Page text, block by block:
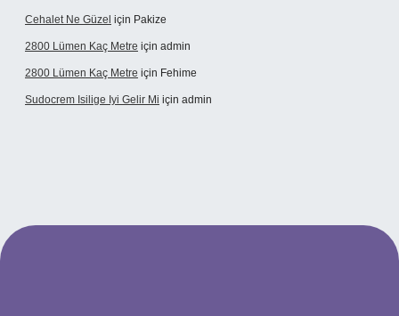
Cehalet Ne Güzel için Pakize
2800 Lümen Kaç Metre için admin
2800 Lümen Kaç Metre için Fehime
Sudocrem Isilige Iyi Gelir Mi için admin
giriş